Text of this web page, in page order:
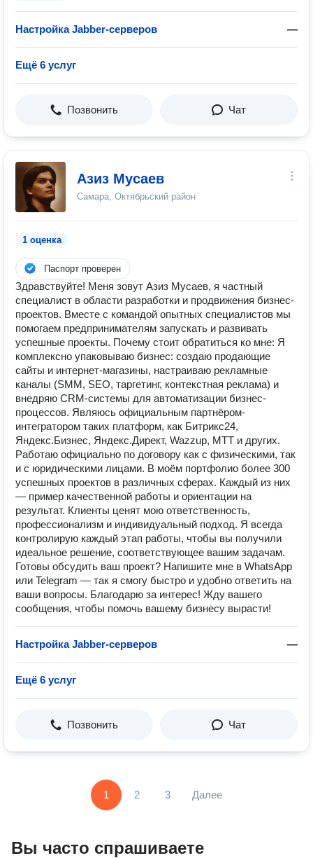
Настройка Jabber-серверов —
Ещё 6 услуг
Позвонить Чат
Азиз Мусаев
Самара, Октябрьский район
1 оценка
Паспорт проверен
Здравствуйте! Меня зовут Азиз Мусаев, я частный
специалист в области разработки и продвижения бизнес-
проектов. Вместе с командой опытных специалистов мы
помогаем предпринимателям запускать и развивать
успешные проекты. Почему стоит обратиться ко мне: Я
комплексно упаковываю бизнес: создаю продающие
сайты и интернет-магазины, настраиваю рекламные
каналы (SMM, SEO, таргетинг, контекстная реклама) и
внедряю CRM-системы для автоматизации бизнес-
процессов. Являюсь официальным партнёром-
интегратором таких платформ, как Битрикс24,
Яндекс.Бизнес, Яндекс.Директ, Wazzup, MTT и других.
Работаю официально по договору как с физическими, так
и с юридическими лицами. В моём портфолио более 300
успешных проектов в различных сферах. Каждый из них
— пример качественной работы и ориентации на
результат. Клиенты ценят мою ответственность,
профессионализм и индивидуальный подход. Я всегда
контролирую каждый этап работы, чтобы вы получили
идеальное решение, соответствующее вашим задачам.
Готовы обсудить ваш проект? Напишите мне в WhatsApp
или Telegram — так я смогу быстро и удобно ответить на
ваши вопросы. Благодарю за интерес! Жду вашего
сообщения, чтобы помочь вашему бизнесу вырасти!
Настройка Jabber-серверов —
Ещё 6 услуг
Позвонить Чат
1 2 3 Далее
Вы часто спрашиваете